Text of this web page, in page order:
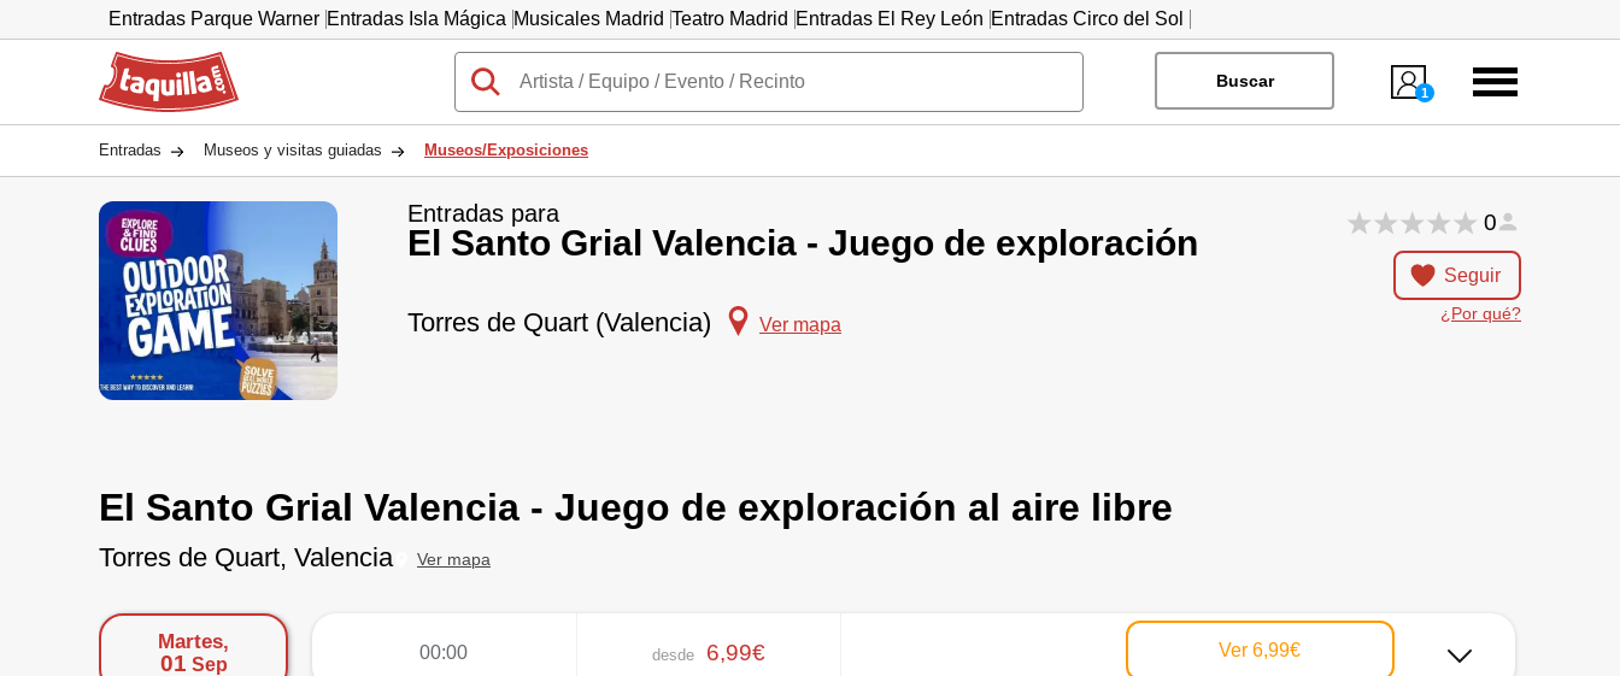
Entradas Parque Warner Entradas Isla Mágica Musicales Madrid Teatro Madrid Entradas El Rey León Entradas Circo del Sol
Taquilla.com
Buscar
1
Menú
Entradas Museos y visitas guiadas Museos/Exposiciones
Entradas para
El Santo Grial Valencia - Juego de exploración
Torres de Quart (Valencia) Ver mapa
0
Seguir
¿Por qué?
El Santo Grial Valencia - Juego de exploración al aire libre
Torres de Quart, Valencia Ver mapa
Martes,
01 Sep
00:00 desde 6,99€ Ver6,99€